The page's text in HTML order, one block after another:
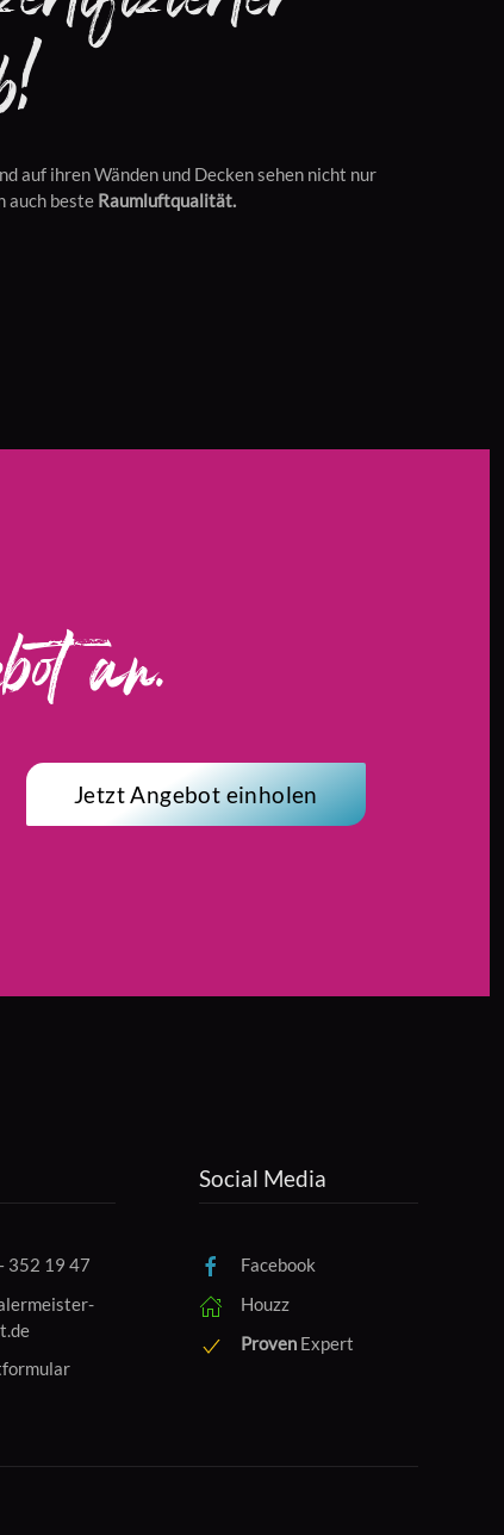
auf ihren Wänden und Decken sehen nicht nur
auch beste Raumluftqualität.
an.
Jetzt Angebot einholen
352 19 47
Social Media
Facebook
Houzz
Proven Expert